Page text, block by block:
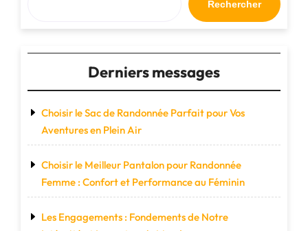
Rechercher
Derniers messages
Choisir le Sac de Randonnée Parfait pour Vos
Aventures en Plein Air
Choisir le Meilleur Pantalon pour Randonnée
Femme : Confort et Performance au Féminin
Les Engagements : Fondements de Notre